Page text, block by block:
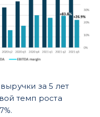
за 5 лет
темп роста